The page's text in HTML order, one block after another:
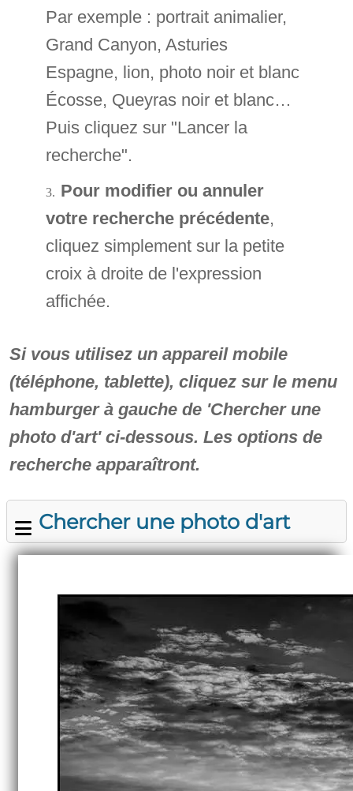
Par exemple : portrait animalier,
Grand Canyon, Asturies
Espagne, lion, photo noir et blanc
Écosse, Queyras noir et blanc…
Puis cliquez sur "Lancer la
recherche".
Pour modifier ou annuler
votre recherche précédente,
cliquez simplement sur la petite
croix à droite de l'expression
affichée.
Si vous utilisez un appareil mobile
(téléphone, tablette), cliquez sur le menu
hamburger à gauche de 'Chercher une
photo d'art' ci-dessous. Les options de
recherche apparaîtront.
Chercher une photo d'art